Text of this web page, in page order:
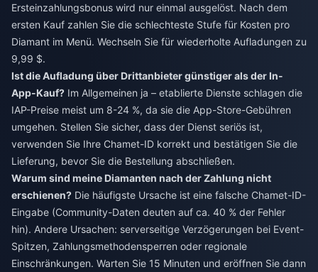
Ersteinzahlungsbonus wird nur einmal ausgelöst. Nach dem
ersten Kauf zahlen Sie die schlechteste Stufe für Kosten pro
Diamant im Menü. Wechseln Sie für wiederholte Aufladungen zu
9,99 $.
Ist die Aufladung über Drittanbieter günstiger als der In-
App-Kauf? Im Allgemeinen ja – etablierte Dienste schlagen die
IAP-Preise meist um 8-24 %, da sie die App-Store-Gebühren
umgehen. Stellen Sie sicher, dass der Dienst seriös ist,
verwenden Sie Ihre Chamet-ID korrekt und bestätigen Sie die
Lieferung, bevor Sie die Bestellung abschließen.
Warum sind meine Diamanten nach der Zahlung nicht
erschienen? Die häufigste Ursache ist eine falsche Chamet-ID-
Eingabe (Community-Daten deuten auf ca. 40 % der Fehler
hin). Andere Ursachen: serverseitige Verzögerungen bei Event-
Spitzen, Zahlungsmethodensperren oder regionale
Einschränkungen. Warten Sie 15 Minuten und eröffnen Sie dann